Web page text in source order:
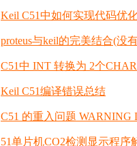
Keil C51中如何实现代码优
proteus与keil的完美结合(没
C51中 INT 转换为 2个CHAR
Keil C51编译错误总结
C51 的重入问题 WARNING
51单片机CO2检测显示程序